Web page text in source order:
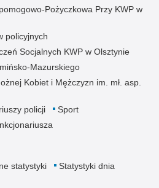
Pożyczkowa Przy KWP w
policyjnych
Socjalnych KWP w Olsztynie
Mazurskiego
Kobiet i Mężczyzn im. mł. asp.
policji
Sport
statystyki
Statystyki dnia